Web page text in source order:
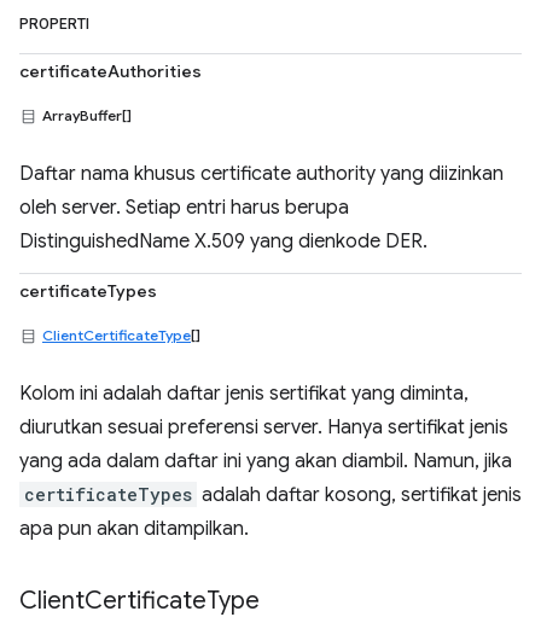
PROPERTI
certificateAuthorities
ArrayBuffer[]
Daftar nama khusus certificate authority yang diizinkan
oleh server. Setiap entri harus berupa
DistinguishedName X.509 yang dienkode DER.
certificateTypes
ClientCertificateType[]
Kolom ini adalah daftar jenis sertifikat yang diminta,
diurutkan sesuai preferensi server. Hanya sertifikat jenis
yang ada dalam daftar ini yang akan diambil. Namun, jika
certificateTypes adalah daftar kosong, sertifikat jenis
apa pun akan ditampilkan.
ClientCertificateType